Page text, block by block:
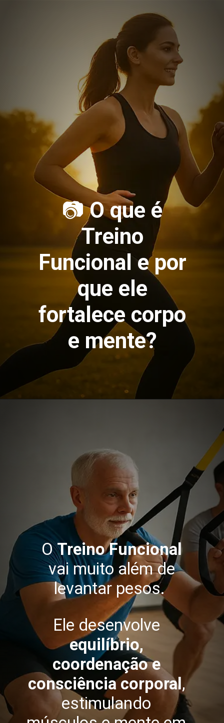
📷O que é
Treino
Funcional e por
que ele
fortalece corpo
e mente?
OTreino Funcional
vai muito além de
levantar pesos.
Ele desenvolve
equilíbrio,
coordenação e
consciência corporal ,
estimulando